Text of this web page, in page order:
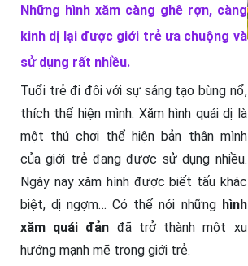
Những hình xăm càng ghê rợn, càng
kinh dị lại được giới trẻ ưa chuộng và
sử dụng rất nhiều.
Tuổi trẻ đi đôi với sự sáng tạo bùng nổ,
thích thể hiện mình. Xăm hình quái dị là
một thú chơi thể hiện bản thân mình
của giới trẻ đang được sử dụng nhiều.
Ngày nay xăm hình được biết tấu khác
biệt, dị ngợm… Có thể nói những hình
xăm quái đản đã trở thành một xu
hướng mạnh mẽ trong giới trẻ.